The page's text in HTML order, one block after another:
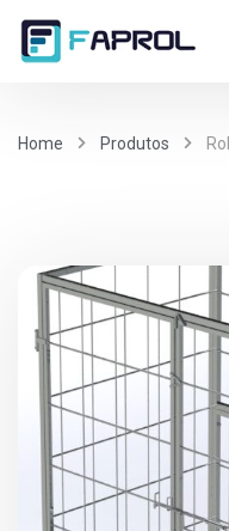
Home Produtos